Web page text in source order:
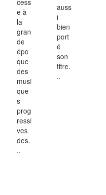
e à
la
gran
de
épo
que
des
musi
que
s
prog
ressi
ves
des.
..
auss
i
bien
port
é
son
titre.
..